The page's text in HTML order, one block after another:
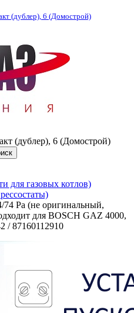
(дублер), 6 (Домострой)
(дублер), 6 (Домострой)
для газовых котлов)
74 Pa (не оригинальный,
для BOSCH GAZ 4000,
/ 87160112910